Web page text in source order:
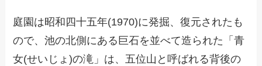
庭園は昭和四十五年(1970)に発掘、復元されたも
ので、池の北側にある巨石を並べて造られた「青
女(せいじょ)の滝」は、五位山と呼ばれる背後の